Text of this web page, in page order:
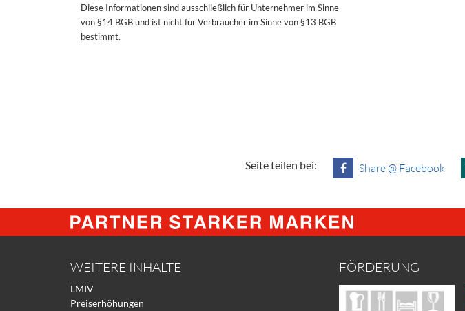
Diese Informationen sind ausschließlich für Unternehmer im Sinne
von §14 BGB und ist nicht für Verbraucher im Sinne von §13 BGB
bestimmt.
Seite teilen bei: Share @ Facebook
WEITERE INHALTE
LMIV
Preiserhöhungen
FÖRDERUNG